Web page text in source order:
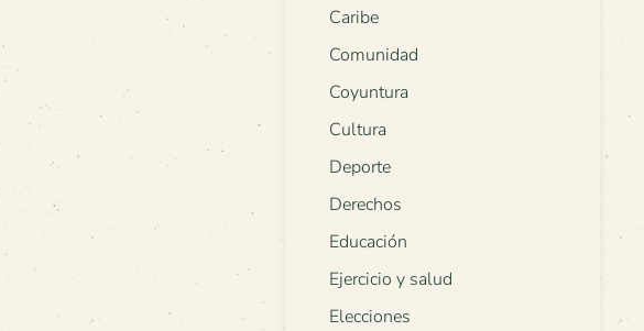
Caribe
Comunidad
Coyuntura
Cultura
Deporte
Derechos
Educación
Ejercicio y salud
Elecciones